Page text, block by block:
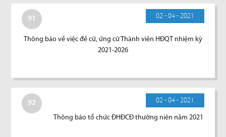
91 02 - 04 - 2021
Thông báo về việc đề cử, ứng cử Thành viên HĐQT nhiệm kỳ
2021-2026
92 02 - 04 - 2021
Thông báo tổ chức ĐHĐCĐ thường niên năm 2021